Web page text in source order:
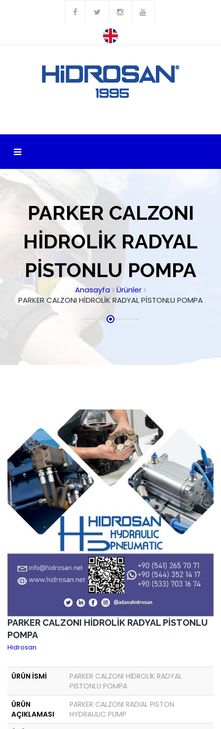
PARKER CALZONI
HİDROLİK RADYAL
PİSTONLU POMPA
Anasayfa
Ürünler
PARKER CALZONI HİDROLİK RADYAL PİSTONLU POMPA
PARKER CALZONI HİDROLİK RADYAL PİSTONLU
POMPA
Hidrosan
ÜRÜN İSMİ
PARKER CALZONI HİDROLİK RADYAL
PİSTONLU POMPA
ÜRÜN
AÇIKLAMASI
PARKER CALZONI RADIAL PISTON
HYDRAULIC PUMP